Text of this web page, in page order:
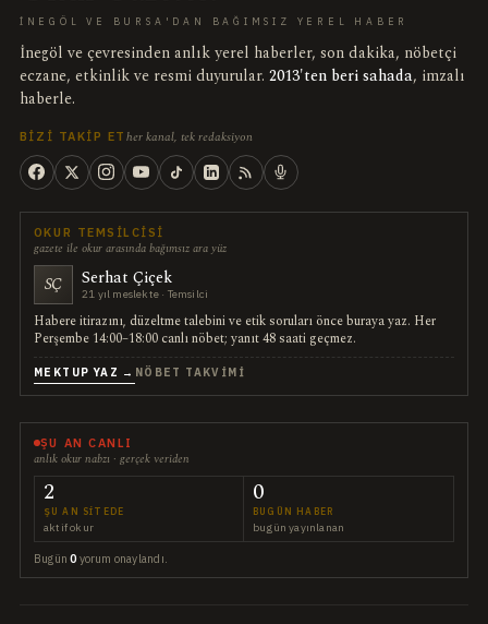
İNEGÖL VE BURSA'DAN BAĞIMSIZ YEREL HABER
İnegöl ve çevresinden anlık yerel haberler, son dakika, nöbetçi
eczane, etkinlik ve resmi duyurular. 2013'ten beri sahada, imzalı
haberle.
BIZI TAKIP ET her kanal, tek redaksiyon
OKUR TEMSILCISI
gazete ile okur arasında bağımsız ara yüz
SÇ Serhat Çiçek
21 yıl meslekte · Temsilci
Habere itirazını, düzeltme talebini ve etik soruları önce buraya yaz. Her
Perşembe 14:00–18:00 canlı nöbet; yanıt 48 saati geçmez.
MEKTUP YAZ → NÖBET TAKVIMI
ŞU AN CANLI
anlık okur nabzı · gerçek veriden
2
ŞU AN SITEDE
aktif okur
0
BUGÜN HABER
bugün yayınlanan
Bugün0 yorum onaylandı.